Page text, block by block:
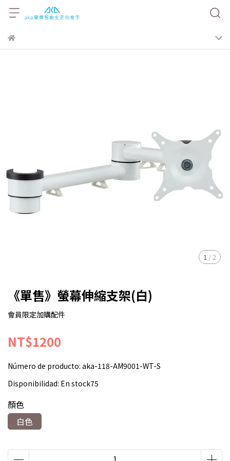
1 / 2
《單售》螢幕伸縮支架(白)
會員限定加購配件
NT$1200
Número de producto: aka-118-AM9001-WT-S
Disponibilidad: En stock75
顏色
白色